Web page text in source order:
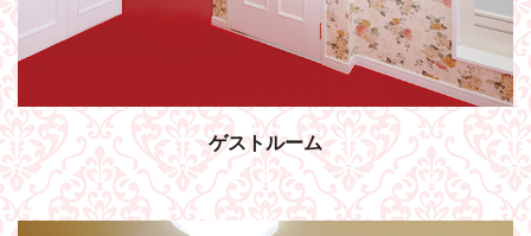
ゲストルーム